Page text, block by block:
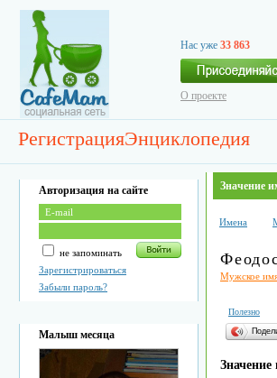
Нас уже 33 863
О проекте
РегистрацияЭнциклопедия
Авторизация на сайте
не запоминать
Зарегистрироваться
Забыли пароль?
Малыш месяца
Значение
Имена
Мужское
Полезно